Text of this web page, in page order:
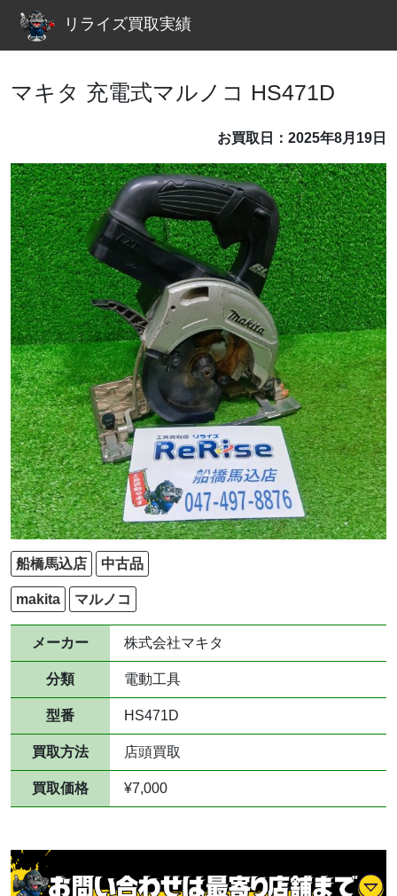
リライズ買取実績
マキタ 充電式マルノコ HS471D
お買取日：2025年8月19日
船橋馬込店 中古品
makita マルノコ
メーカー 株式会社マキタ
分類 電動工具
型番 HS471D
買取方法 店頭買取
買取価格 ¥7,000